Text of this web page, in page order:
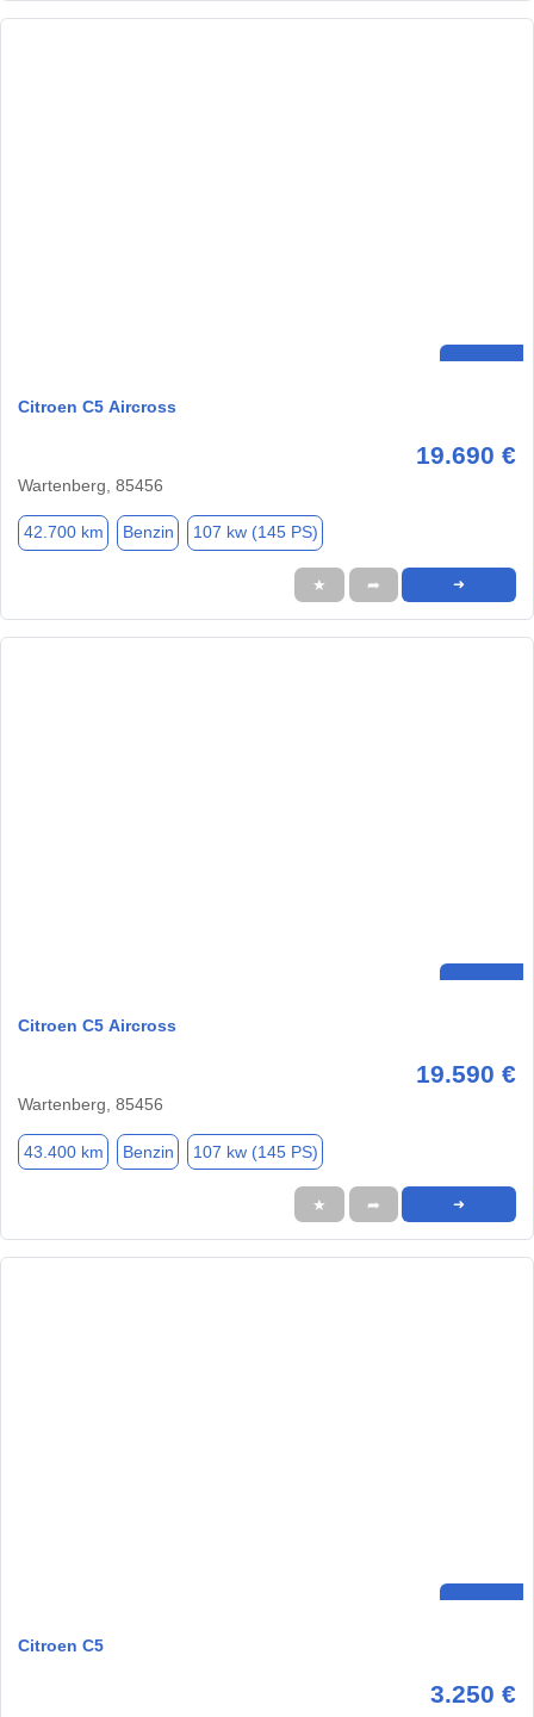
Citroen C5 Aircross
19.690 €
Wartenberg, 85456
42.700 km Benzin 107 kw (145 PS)
★ ➦ ➜
Citroen C5 Aircross
19.590 €
Wartenberg, 85456
43.400 km Benzin 107 kw (145 PS)
★ ➦ ➜
Citroen C5
3.250 €